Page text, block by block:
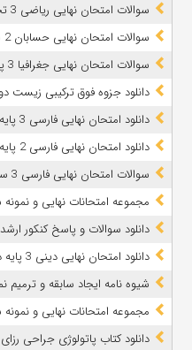
سوالات امتحان نهایی ریاضی 3 تجربی سال دوازدهم (1397 تا 1405)
سوالات امتحان نهایی حسابان 2 سال دوازدهم (1397 تا 1405)
سوالات امتحان نهایی جغرافیا 3 پایه دوازدهم (1397 تا 1405)
دانلود جزوه فوق ترکیبی زیست
دانلود امتحان نهایی فارسی 3 پایه دوازدهم تیر 1405 + پاسخ
دانلود امتحان نهایی فارسی 2 پایه یازدهم تیر 1405 + پاسخ
سوالات امتحان نهایی فارسی 3 سال دوازدهم (1397 تا 1405)
مجموعه امتحانات نهایی و نمونه سوالات
دانلود سوالات و پاسخ کنکور ارشد سالهای
دانلود امتحان نهایی دینی 3 پایه دوازدهم تیر 1405 + پاسخ
شیوه نامه ایجاد سابقه و ترمیم
مجموعه امتحانات نهایی و نمونه
دانلود کتاب پاتولوژی جراحی رزای و اکرمن